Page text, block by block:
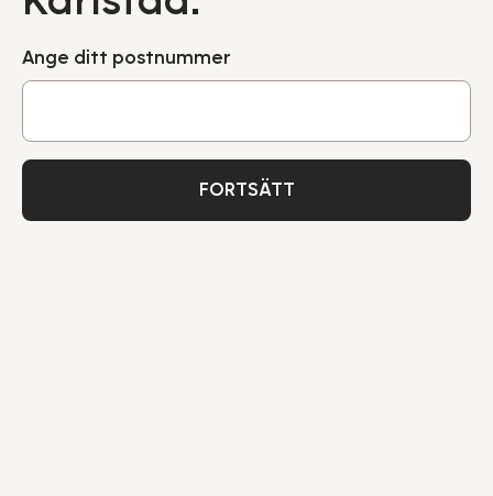
Ange ditt postnummer
FORTSÄTT